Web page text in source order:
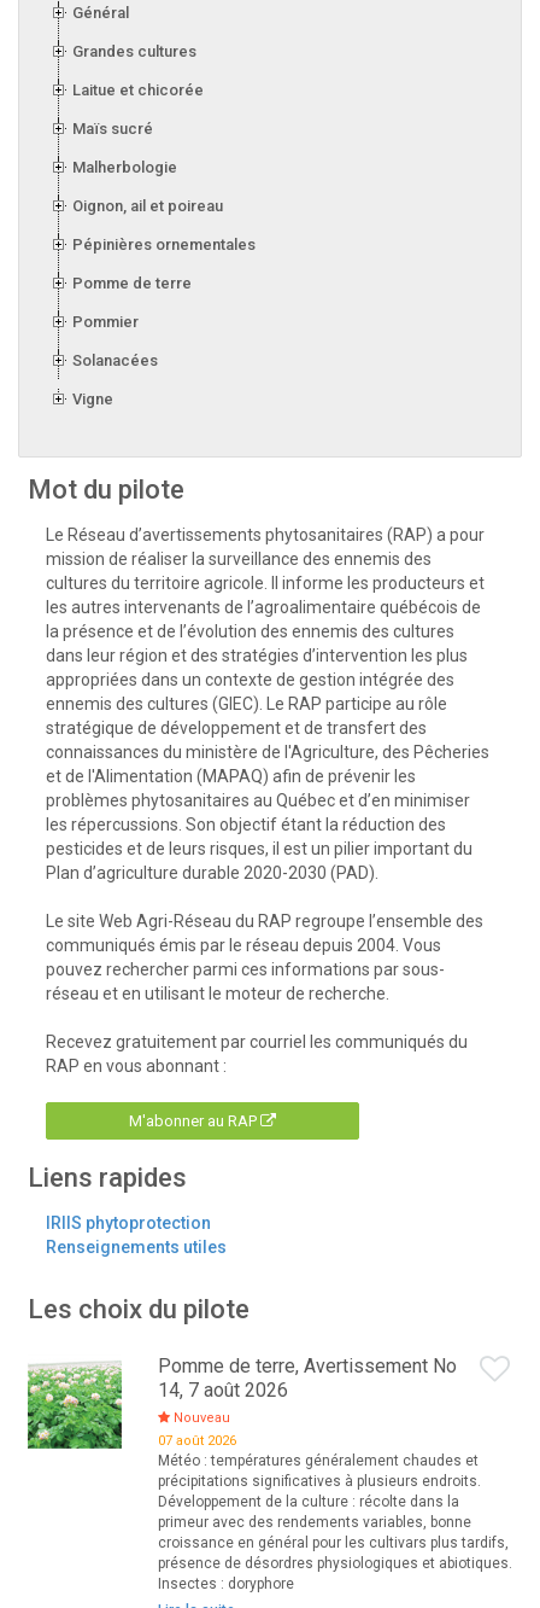
Général
Grandes cultures
Laitue et chicorée
Maïs sucré
Malherbologie
Oignon, ail et poireau
Pépinières ornementales
Pomme de terre
Pommier
Solanacées
Vigne
Mot du pilote
Le Réseau d’avertissements phytosanitaires (RAP) a pour
mission de réaliser la surveillance des ennemis des
cultures du territoire agricole. Il informe les producteurs et
les autres intervenants de l’agroalimentaire québécois de
la présence et de l’évolution des ennemis des cultures
dans leur région et des stratégies d’intervention les plus
appropriées dans un contexte de gestion intégrée des
ennemis des cultures (GIEC). Le RAP participe au rôle
stratégique de développement et de transfert des
connaissances du ministère de l'Agriculture, des Pêcheries
et de l'Alimentation (MAPAQ) afin de prévenir les
problèmes phytosanitaires au Québec et d’en minimiser
les répercussions. Son objectif étant la réduction des
pesticides et de leurs risques, il est un pilier important du
Plan d’agriculture durable 2020-2030 (PAD).
Le site Web Agri-Réseau du RAP regroupe l’ensemble des
communiqués émis par le réseau depuis 2004. Vous
pouvez rechercher parmi ces informations par sous-
réseau et en utilisant le moteur de recherche.
Recevez gratuitement par courriel les communiqués du
RAP en vous abonnant :
M'abonner au RAP
Liens rapides
IRIIS phytoprotection
Renseignements utiles
Les choix du pilote
Pomme de terre, Avertissement No
14, 7 août 2026
Nouveau
07 août 2026
Météo : températures généralement chaudes et
précipitations significatives à plusieurs endroits.
Développement de la culture : récolte dans la
primeur avec des rendements variables, bonne
croissance en général pour les cultivars plus tardifs,
présence de désordres physiologiques et abiotiques.
Insectes : doryphore